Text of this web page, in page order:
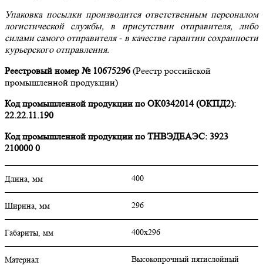
Упаковка посылки производится ответственным персоналом
логистической службы, в присутствии отправителя, либо
силами самого отправителя - в качестве гарантии сохранности
курьерского отправления.
Реестровый номер № 10675296 (Реестр российской
промышленной продукции)
Код промышленной продукции по ОК0342014 (ОКПД2):
22.22.11.190
Код промышленной продукции по ТНВЭДЕАЭС: 3923
210000 0
Длина, мм 400
Ширина, мм 296
Габариты, мм 400х296
Материал
Высокопрочный пятислойный